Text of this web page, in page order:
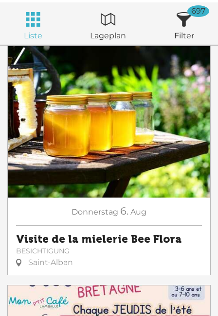
Liste Lageplan Filter
697
Donnerstag 6. Aug
Visite de la mielerie Bee Flora
BESICHTIGUNG
Saint-Alban